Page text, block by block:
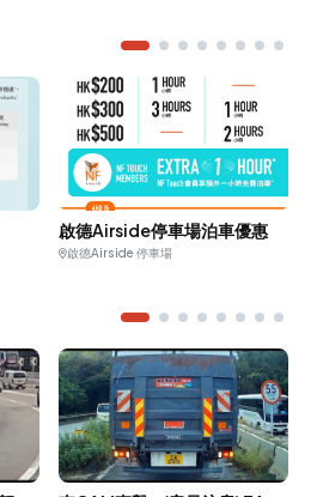
啟德Airside停車場泊車優惠
啟德Airside 停車場